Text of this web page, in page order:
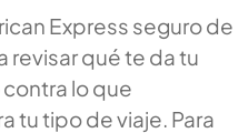
Express seguro de
revisar qué te da tu
lo que
tu tipo de viaje. Para